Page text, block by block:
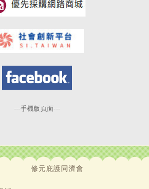
---手機版頁面---
修元庇護同濟會